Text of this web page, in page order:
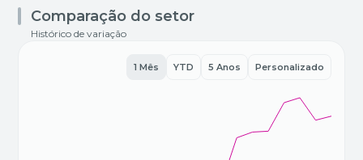
Comparação do setor
Histórico de variação
1 Mês YTD 5 Anos Personalizado